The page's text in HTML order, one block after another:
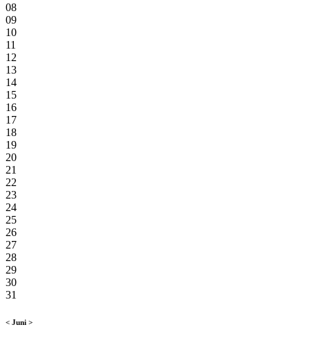
08
09
10
11
12
13
14
15
16
17
18
19
20
21
22
23
24
25
26
27
28
29
30
31
< Juni >